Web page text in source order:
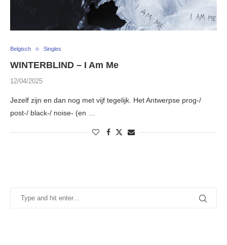
Belgisch Singles
WINTERBLIND – I Am Me
12/04/2025
Jezelf zijn en dan nog met vijf tegelijk. Het Antwerpse prog-/
post-/ black-/ noise- (en …